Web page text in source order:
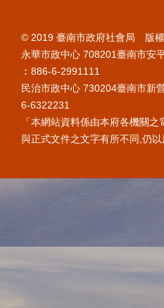
© 2019 臺南市政府社會局 版
永華市政中心 708201臺南市安
︰886-6-2991111
民治市政中心 730204臺南市新
6-6322231
「本網站資料係由本府各機關
與正式文件之文字有所不同,仍以